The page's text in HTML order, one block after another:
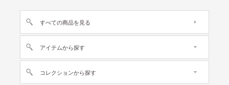
すべての商品を見る
アイテムから探す
コレクションから探す